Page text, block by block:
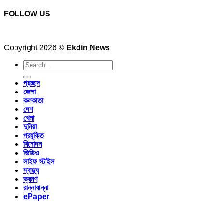
FOLLOW US
Copyright 2026 © Ekdin News
প্রচ্ছদ
জেলা
কলকাতা
দেশ
খেলা
দুনিয়া
প্রযুক্তি
বিনোদন
ভিডিও
লাইফ স্টাইল
স্বাস্থ্য
ভ্রমণ
রান্নাবান্না
ePaper